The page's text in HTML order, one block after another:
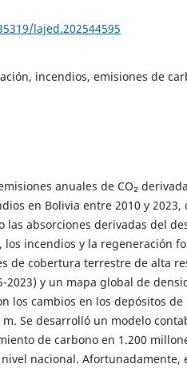
lajed.202544595
incendios, emisiones de
anuales de CO₂
en Bolivia entre 2010 y 2023,
las absorciones derivadas del
los incendios y la regeneración
de cobertura terrestre de alta
2023) y un mapa global de
los cambios en los depósitos de
Se desarrolló un modelo
de carbono en 1.200
nacional. Afortunadamente,